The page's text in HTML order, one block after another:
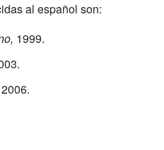
al español son:
1999.